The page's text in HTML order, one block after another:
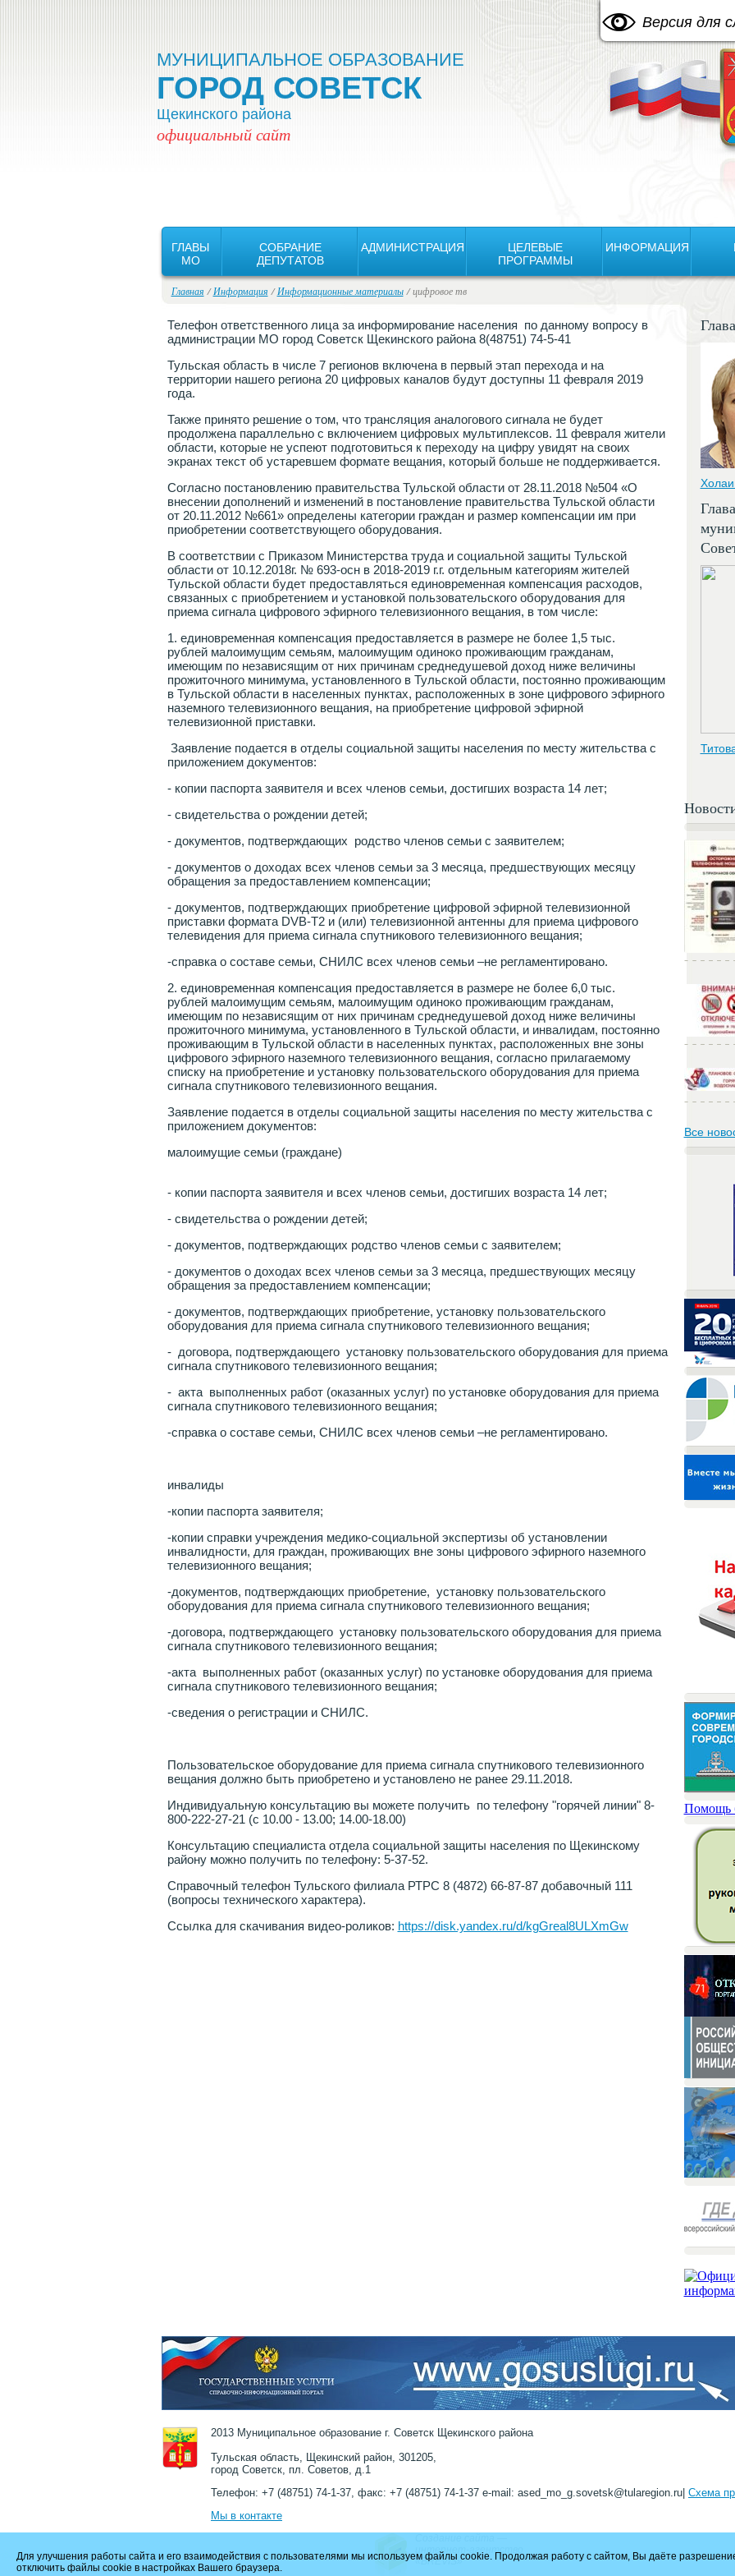
Версия для
Размер шрифта: A A
МУНИЦИПАЛЬНОЕ ОБРАЗОВАНИЕ
ГОРОД СОВЕТСК
Щекинского района
официальный сайт
ГЛАВЫ
MO
СОБРАНИЕ
ДЕПУТАТОВ
АДМИНИСТРАЦИЯ
ЦЕЛЕВЫЕ
ПРОГРАММЫ
ИНФОРМАЦИЯ
Главная /Информация /Информационные материалы/ цифровое тв
Телефон ответственного лица за информирование населения по данному вопросу в
администрации МО город Советск Щекинского района 8(48751) 74-5-41
Тульская область в числе 7 регионов включена в первый этап перехода и на
территории нашего региона 20 цифровых каналов будут доступны 11 февраля 2019
года.
Также принято решение о том, что трансляция аналогового сигнала не будет
продолжена параллельно с включением цифровых мультиплексов. 11 февраля жители
области, которые не успеют подготовиться к переходу на цифру увидят на своих
экранах текст об устаревшем формате вещания, который больше не поддерживается.
Согласно постановлению правительства Тульской области от 28.11.2018 №504 «О
внесении дополнений и изменений в постановление правительства Тульской области
от 20.11.2012 №661» определены категории граждан и размер компенсации им при
приобретении соответствующего оборудования.
В соответствии с Приказом Министерства труда и социальной защиты Тульской
области от 10.12.2018г. № 693-осн в 2018-2019 г.г. отдельным категориям жителей
Тульской области будет предоставляться единовременная компенсация расходов,
связанных с приобретением и установкой пользовательского оборудования для
приема сигнала цифрового эфирного телевизионного вещания, в том числе:
1. единовременная компенсация предоставляется в размере не более 1,5 тыс.
рублей малоимущим семьям, малоимущим одиноко проживающим гражданам,
имеющим по независящим от них причинам среднедушевой доход ниже величины
прожиточного минимума, установленного в Тульской области, постоянно проживающим
в Тульской области в населенных пунктах, расположенных в зоне цифрового эфирного
наземного телевизионного вещания, на приобретение цифровой эфирной
телевизионной приставки.
Заявление подается в отделы социальной защиты населения по месту жительства с
приложением документов:
- копии паспорта заявителя и всех членов семьи, достигших возраста 14 лет;
- свидетельства о рождении детей;
- документов, подтверждающих родство членов семьи с заявителем;
- документов о доходах всех членов семьи за 3 месяца, предшествующих месяцу
обращения за предоставлением компенсации;
- документов, подтверждающих приобретение цифровой эфирной телевизионной
приставки формата DVB-T2 и (или) телевизионной антенны для приема цифрового
телевидения для приема сигнала спутникового телевизионного вещания;
-справка о составе семьи, СНИЛС всех членов семьи –не регламентировано.
2. единовременная компенсация предоставляется в размере не более 6,0 тыс.
рублей малоимущим семьям, малоимущим одиноко проживающим гражданам,
имеющим по независящим от них причинам среднедушевой доход ниже величины
прожиточного минимума, установленного в Тульской области, и инвалидам, постоянно
проживающим в Тульской области в населенных пунктах, расположенных вне зоны
цифрового эфирного наземного телевизионного вещания, согласно прилагаемому
списку на приобретение и установку пользовательского оборудования для приема
сигнала спутникового телевизионного вещания.
Заявление подается в отделы социальной защиты населения по месту жительства с
приложением документов:
малоимущие семьи (граждане)
- копии паспорта заявителя и всех членов семьи, достигших возраста 14 лет;
- свидетельства о рождении детей;
- документов, подтверждающих родство членов семьи с заявителем;
- документов о доходах всех членов семьи за 3 месяца, предшествующих месяцу
обращения за предоставлением компенсации;
- документов, подтверждающих приобретение, установку пользовательского
оборудования для приема сигнала спутникового телевизионного вещания;
- договора, подтверждающего установку пользовательского оборудования для приема
сигнала спутникового телевизионного вещания;
- акта выполненных работ (оказанных услуг) по установке оборудования для приема
сигнала спутникового телевизионного вещания;
-справка о составе семьи, СНИЛС всех членов семьи –не регламентировано.
инвалиды
-копии паспорта заявителя;
-копии справки учреждения медико-социальной экспертизы об установлении
инвалидности, для граждан, проживающих вне зоны цифрового эфирного наземного
телевизионного вещания;
-документов, подтверждающих приобретение, установку пользовательского
оборудования для приема сигнала спутникового телевизионного вещания;
-договора, подтверждающего установку пользовательского оборудования для приема
сигнала спутникового телевизионного вещания;
-акта выполненных работ (оказанных услуг) по установке оборудования для приема
сигнала спутникового телевизионного вещания;
-сведения о регистрации и СНИЛС.
Пользовательское оборудование для приема сигнала спутникового телевизионного
вещания должно быть приобретено и установлено не ранее 29.11.2018.
Индивидуальную консультацию вы можете получить по телефону "горячей линии" 8-
800-222-27-21 (с 10.00 - 13.00; 14.00-18.00)
Консультацию специалиста отдела социальной защиты населения по Щекинскому
району можно получить по телефону: 5-37-52.
Справочный телефон Тульского филиала РТРС 8 (4872) 66-87-87 добавочный 111
(вопросы технического характера).
Ссылка для скачивания видео-роликов: https://disk.yandex.ru/d/kgGreal8ULXmGw
Все
Помощь
2013 Муниципальное образование г. Советск Щекинского района
Тульская область, Щекинский район, 301205,
город Советск, пл. Советов, д.1
Телефон: +7 (48751) 74-1-37, факс: +7 (48751) 74-1-37 e-mail: ased_mo_g.sovetsk@tularegion.ru| Схема
Мы в контакте
Для улучшения работы сайта и его взаимодействия с пользователями мы используем файлы cookie. Продолжая работу с сайтом, Вы даёте
отключить файлы cookie в настройках Вашего браузера.
интернет-агентство
«BREVIS»